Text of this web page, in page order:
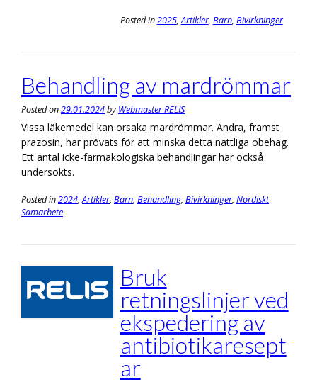
Posted in2025,Artikler, Barn, Bivirkninger
Behandling av mardrömmar
Posted on29.01.2024byWebmaster RELIS
Vissa läkemedel kan orsaka mardrömmar. Andra, främst
prazosin, har prövats för att minska detta nattliga obehag.
Ett antal icke-farmakologiska behandlingar har också
undersökts.
Posted in2024,Artikler, Barn, Behandling, Bivirkninger, Nordiskt
Samarbete
Bruk
retningslinjer ved
ekspedering av
antibiotikaresept
ar